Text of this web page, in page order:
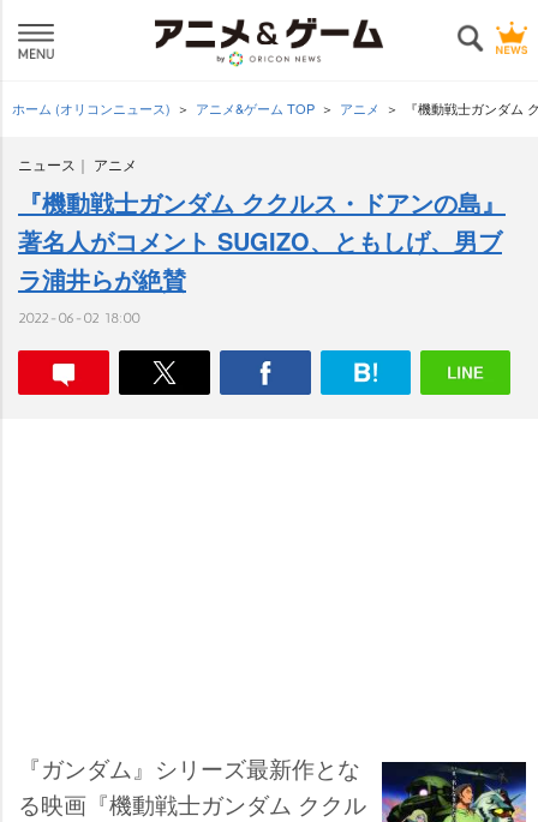
ホーム (オリコンニュース) アニメ&ゲーム TOP アニメ 『機動戦士ガンダム
ニュース アニメ
『機動戦士ガンダム ククルス・ドアンの島』
著名人がコメント SUGIZO、ともしげ、男ブ
ラ浦井らが絶賛
2022-06-02 18:00
『ガンダム』シリーズ最新作とな
る映画『機動戦士ガンダム ククル